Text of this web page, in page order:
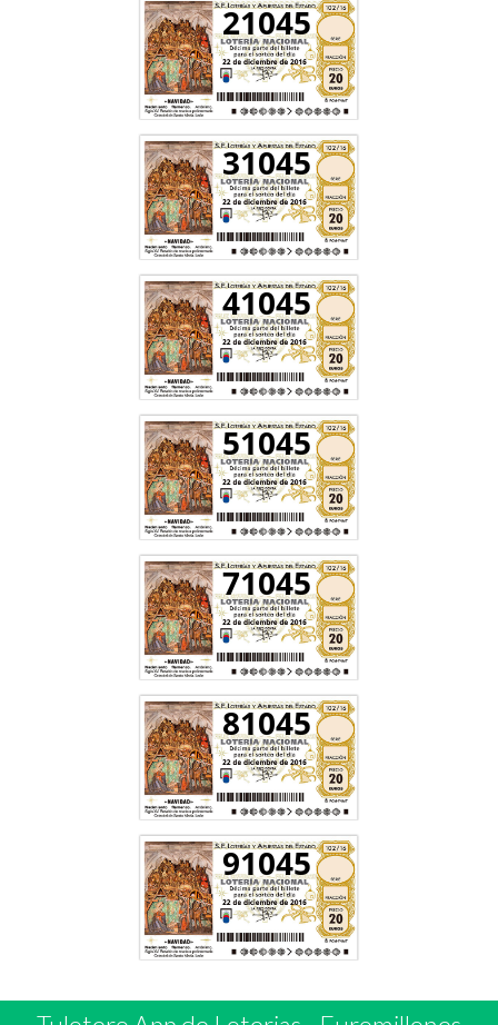
21045
31045
41045
51045
71045
81045
91045